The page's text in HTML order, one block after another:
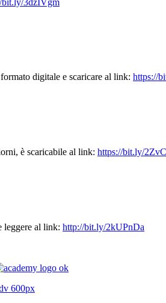
digitale e scaricare al link: https://
è scaricabile al link: https://bit.ly/
leggere al link: http://bit.ly/2kUPnDa